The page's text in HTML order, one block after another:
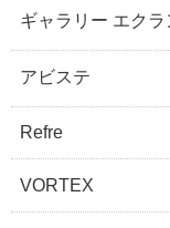
ギャラリー エクラ
アビステ
Refre
VORTEX